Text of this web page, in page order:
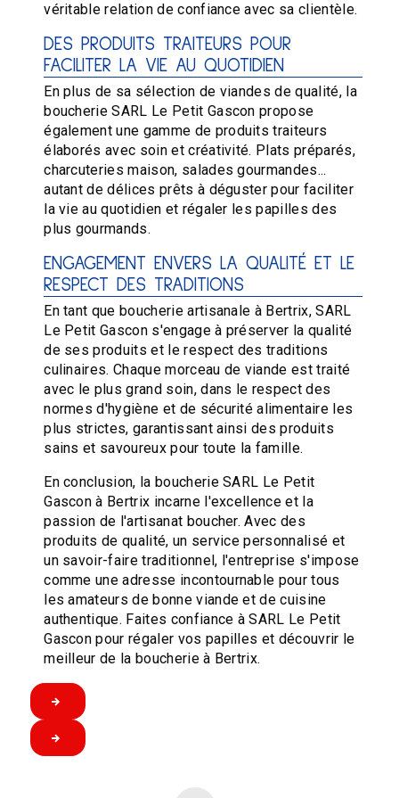
véritable relation de confiance avec sa clientèle.
DES PRODUITS TRAITEURS POUR
FACILITER LA VIE AU QUOTIDIEN
En plus de sa sélection de viandes de qualité, la
boucherie SARL Le Petit Gascon propose
également une gamme de produits traiteurs
élaborés avec soin et créativité. Plats préparés,
charcuteries maison, salades gourmandes...
autant de délices prêts à déguster pour faciliter
la vie au quotidien et régaler les papilles des
plus gourmands.
ENGAGEMENT ENVERS LA QUALITÉ ET LE
RESPECT DES TRADITIONS
En tant que boucherie artisanale à Bertrix, SARL
Le Petit Gascon s'engage à préserver la qualité
de ses produits et le respect des traditions
culinaires. Chaque morceau de viande est traité
avec le plus grand soin, dans le respect des
normes d'hygiène et de sécurité alimentaire les
plus strictes, garantissant ainsi des produits
sains et savoureux pour toute la famille.
En conclusion, la boucherie SARL Le Petit
Gascon à Bertrix incarne l'excellence et la
passion de l'artisanat boucher. Avec des
produits de qualité, un service personnalisé et
un savoir-faire traditionnel, l'entreprise s'impose
comme une adresse incontournable pour tous
les amateurs de bonne viande et de cuisine
authentique. Faites confiance à SARL Le Petit
Gascon pour régaler vos papilles et découvrir le
meilleur de la boucherie à Bertrix.